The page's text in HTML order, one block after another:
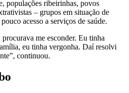
populações ribeirinhas, povos
– grupos em situação de
acesso a serviços de saúde.
me esconder. Eu tinha
eu tinha vergonha. Daí resolvi
continuou.